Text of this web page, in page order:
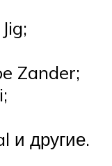
Zander;
и другие.